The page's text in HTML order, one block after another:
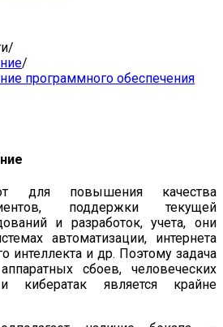
/
/
программного обеспечения
для повышения качества
поддержки текущей
и разработок, учета, они
автоматизации, интернета
интеллекта и др. Поэтому задача
сбоев, человеческих
кибератак является крайне